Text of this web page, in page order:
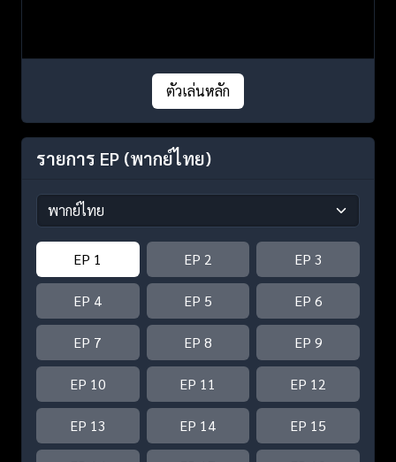
ตัวเล่นหลัก
รายการ EP (พากย์ไทย)
EP 1 EP 2 EP 3
EP 4 EP 5 EP 6
EP 7 EP 8 EP 9
EP 10 EP 11 EP 12
EP 13 EP 14 EP 15